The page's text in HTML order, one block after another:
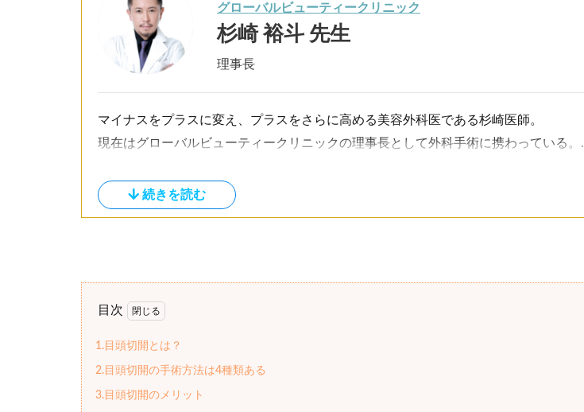
グローバルビューティークリニック
杉崎 裕斗 先生
理事長
マイナスをプラスに変え、プラスをさらに高める美容外科医である杉崎医師。
現在はグローバルビューティークリニックの理事長として外科手術に携わっている。
を手助けすべくクリニックを運営している。
<経歴＞
2009年 鳥取赤十字病院（腹部外科、乳腺外科、麻酔科 ※全身麻酔症例200例以上）
2010年 大阪府立急性期・総合医療センター（心臓血管外科）
2016年 グローバルビューティークリニック大阪院開院
2020年 グローバルビューティークリニック東京院開院
2023年 グローバルビューティークリニック銀座院開院
目次
1.目頭切開とは？
2.目頭切開の手術方法は4種類ある
3.目頭切開のメリット